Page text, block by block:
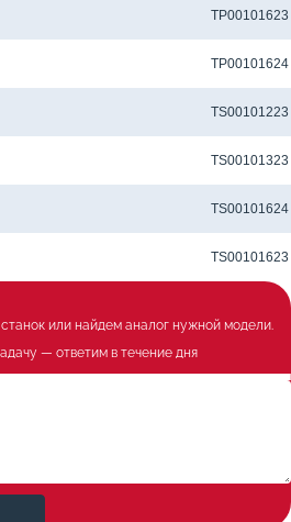
TP00101623
TP00101624
TS00101223
TS00101323
TS00101624
TS00101623
или найдем аналог нужной модели.
— ответим в течение дня